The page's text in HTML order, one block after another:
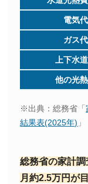
※出典：総務省「
結果表(2025年) 」
総務省の家計
月約2.5万円が